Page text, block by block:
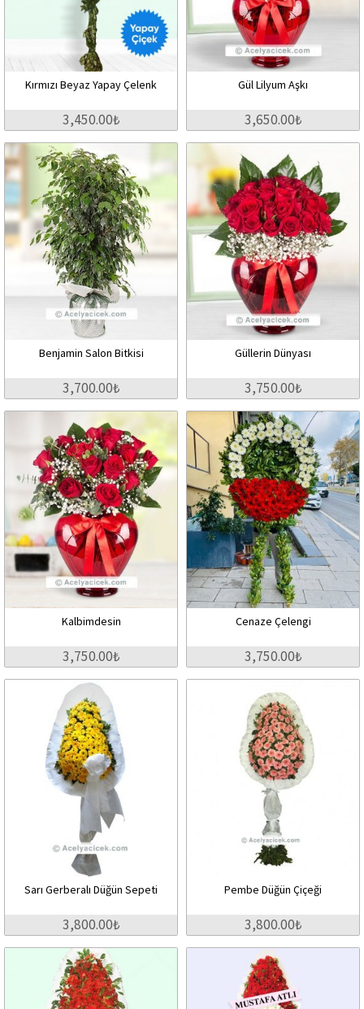
Kırmızı Beyaz Yapay Çelenk
3,450.00₺
Gül Lilyum Aşkı
3,650.00₺
Benjamin Salon Bitkisi
3,700.00₺
Güllerin Dünyası
3,750.00₺
Kalbimdesin
3,750.00₺
Cenaze Çelengi
3,750.00₺
Sarı Gerberalı Düğün Sepeti
3,800.00₺
Pembe Düğün Çiçeği
3,800.00₺